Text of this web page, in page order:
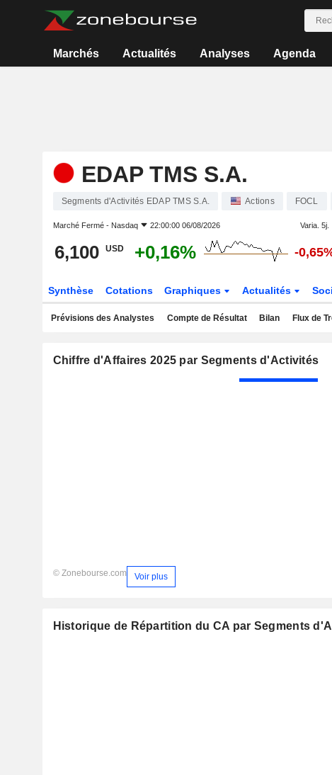
Marchés Actualités Analyses Agenda
EDAP TMS S.A.
Segments d'Activités EDAP TMS S.A. Actions FOCL
Marché Fermé - Nasdaq 22:00:00 06/08/2026 Varia. 5j.
6,100 USD +0,16% -
Synthèse Cotations Graphiques Actualités
Prévisions des Analystes Compte de Résultat Bilan Flux de
Chiffre d'Affaires 2025 par Segments d'Activités
© Zonebourse.com Voir plus
Historique de Répartition du CA par Segments